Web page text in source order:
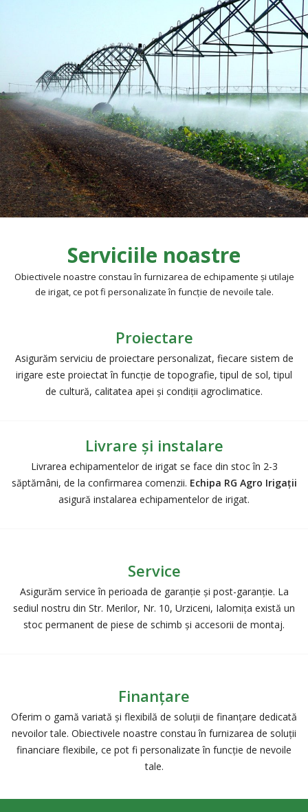
Serviciile noastre
Obiectivele noastre constau în furnizarea de echipamente şi utilaje
de irigat, ce pot fi personalizate în funcție de nevoile tale.
Proiectare
Asigurăm serviciu de proiectare personalizat, fiecare sistem de
irigare este proiectat în funcție de topografie, tipul de sol, tipul
de cultură, calitatea apei și condiții agroclimatice.
Livrare și instalare
Livrarea echipamentelor de irigat se face din stoc în 2-3
săptămâni, de la confirmarea comenzii. Echipa RG Agro Irigații
asigură instalarea echipamentelor de irigat.
Service
Asigurăm service în perioada de garanție și post-garanție. La
sediul nostru din Str. Merilor, Nr. 10, Urziceni, Ialomiţa există un
stoc permanent de piese de schimb și accesorii de montaj.
Finanțare
Oferim o gamă variată și flexibilă de soluții de finanțare dedicată
nevoilor tale. Obiectivele noastre constau în furnizarea de soluții
financiare flexibile, ce pot fi personalizate în funcție de nevoile
tale.